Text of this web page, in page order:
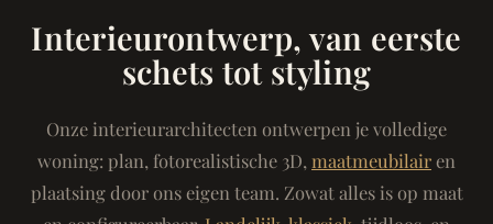
Interieurontwerp, van eerste
schets tot styling
Onze interieurarchitecten ontwerpen je volledige
woning: plan, fotorealistische 3D, maatmeubilairen
plaatsing door ons eigen team. Zowat alles is op maat